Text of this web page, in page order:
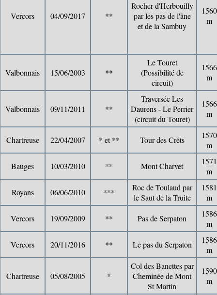
Vercors 04/09/2017 **
Rocher d'Herbouilly
par les pas de l'âne
et de la Sambuy
1560
m
Valbonnais 15/06/2003 **
Le Touret
(Possibilité de
circuit)
1566
m
Valbonnais 09/11/2011 **
Traversée Les
Daurens - Le Perrier
(circuit du Touret)
1566
m
Chartreuse 22/04/2007 * et ** Tour des Crêts
1570
m
Bauges 10/03/2010 ** Mont Charvet
1571
m
Royans 06/06/2010 ***
Roc de Toulaud par
le Saut de la Truite
1581
m
Vercors 19/09/2009 ** Pas de Serpaton
1586
m
Vercors 20/11/2016 ** Le pas du Serpaton
1586
m
Chartreuse 05/08/2005 *
Col des Banettes par
Cheminée de Mont
St Martin
1590
m